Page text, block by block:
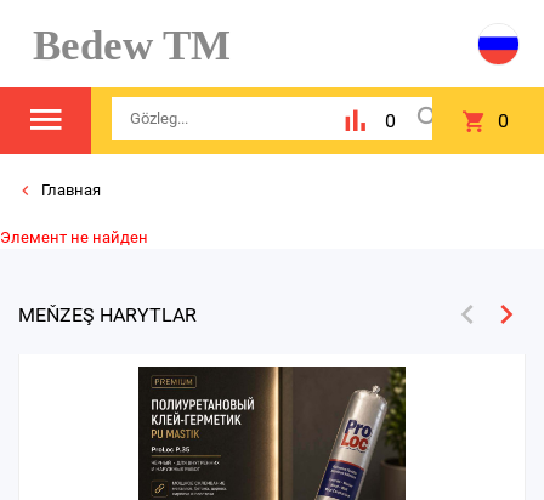
Bedew TM
0 0
Главная
Элемент не найден
MEŇZEŞ HARYTLAR